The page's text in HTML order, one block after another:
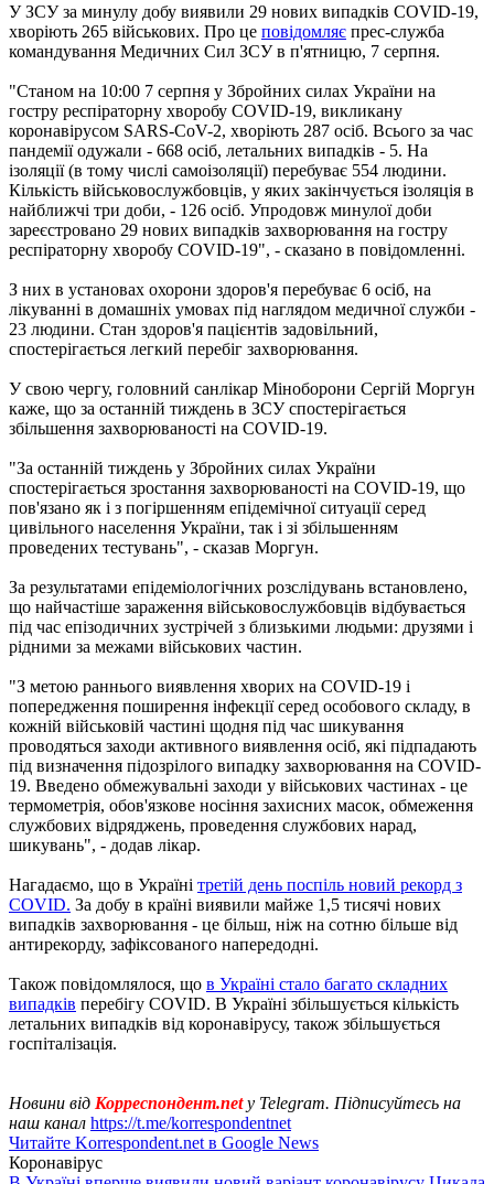
У ЗСУ за минулу добу виявили 29 нових випадків COVID-19,
хворіють 265 військових. Про це повідомляє прес-служба
командування Медичних Сил ЗСУ в п'ятницю, 7 серпня.
"Станом на 10:00 7 серпня у Збройних силах України на
гостру респіраторну хворобу COVID-19, викликану
коронавірусом SARS-CoV-2, хворіють 287 осіб. Всього за час
пандемії одужали - 668 осіб, летальних випадків - 5. На
ізоляції (в тому числі самоізоляції) перебуває 554 людини.
Кількість військовослужбовців, у яких закінчується ізоляція в
найближчі три доби, - 126 осіб. Упродовж минулої доби
зареєстровано 29 нових випадків захворювання на гостру
респіраторну хворобу COVID-19", - сказано в повідомленні.
З них в установах охорони здоров'я перебуває 6 осіб, на
лікуванні в домашніх умовах під наглядом медичної служби -
23 людини. Стан здоров'я пацієнтів задовільний,
спостерігається легкий перебіг захворювання.
У свою чергу, головний санлікар Міноборони Сергій Моргун
каже, що за останній тиждень в ЗСУ спостерігається
збільшення захворюваності на COVID-19.
"За останній тиждень у Збройних силах України
спостерігається зростання захворюваності на COVID-19, що
пов'язано як і з погіршенням епідемічної ситуації серед
цивільного населення України, так і зі збільшенням
проведених тестувань", - сказав Моргун.
За результатами епідеміологічних розслідувань встановлено,
що найчастіше зараження військовослужбовців відбувається
під час епізодичних зустрічей з близькими людьми: друзями і
рідними за межами військових частин.
"З метою раннього виявлення хворих на COVID-19 і
попередження поширення інфекції серед особового складу, в
кожній військовій частині щодня під час шикування
проводяться заходи активного виявлення осіб, які підпадають
під визначення підозрілого випадку захворювання на COVID-
19. Введено обмежувальні заходи у військових частинах - це
термометрія, обов'язкове носіння захисних масок, обмеження
службових відряджень, проведення службових нарад,
шикувань", - додав лікар.
Нагадаємо, що в Україні третій день поспіль новий рекорд з
COVID. За добу в країні виявили майже 1,5 тисячі нових
випадків захворювання - це більш, ніж на сотню більше від
антирекорду, зафіксованого напередодні.
Також повідомлялося, що в Україні стало багато складних
випадків перебігу COVID. В Україні збільшується кількість
летальних випадків від коронавірусу, також збільшується
госпіталізація.
Новини від Корреспондент.net у Telegram. Підписуйтесь на
наш канал https://t.me/korrespondentnet
Читайте Korrespondent.net в Google News
Коронавірус